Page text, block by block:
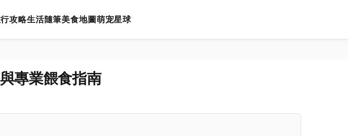
攻略生活隨筆美食地圖萌宠星球
專業餵食指南